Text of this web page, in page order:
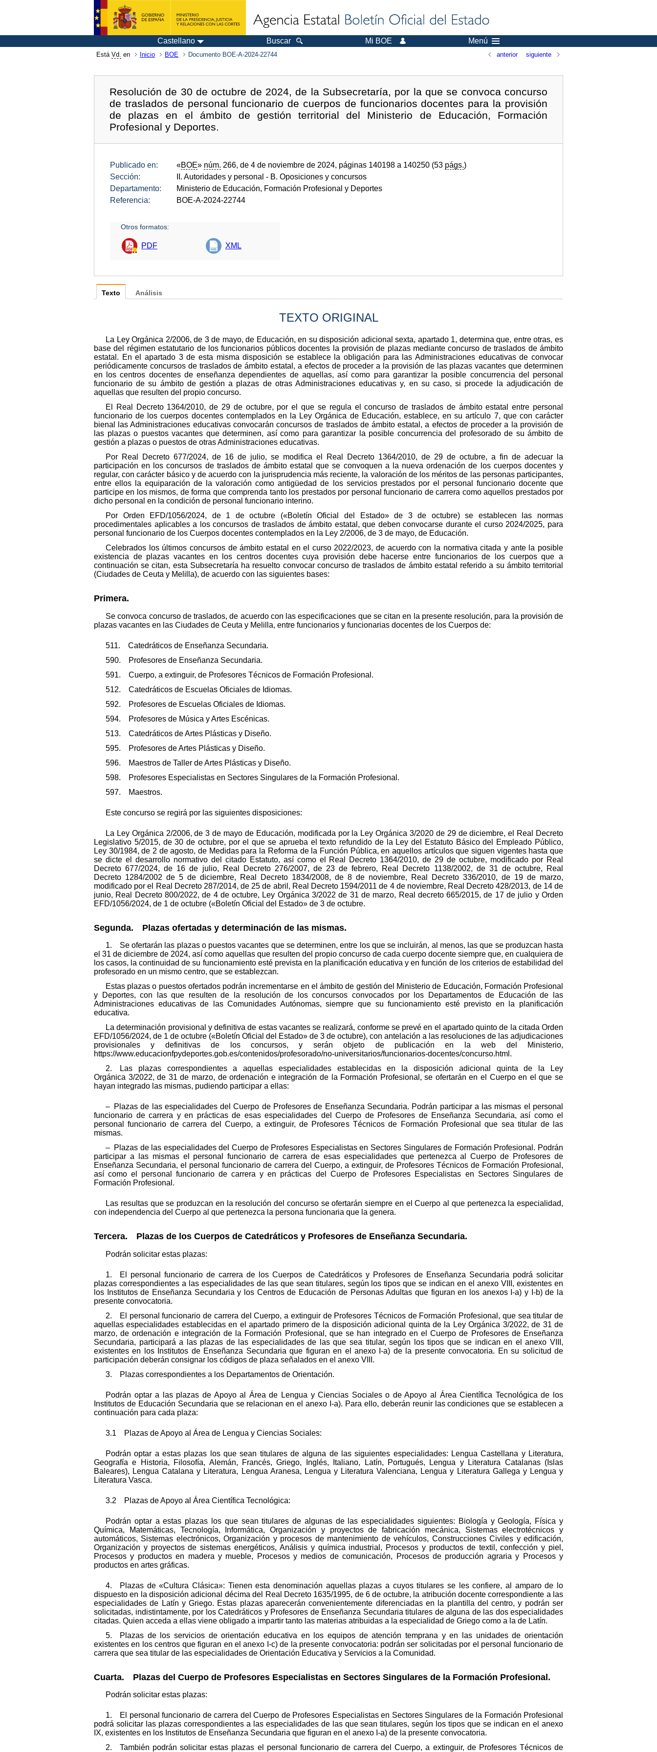
Castellano Buscar Mi BOE Menú
Está Vd. en Inicio BOE Documento BOE-A-2024-22744 anterior siguiente
Resolución de 30 de octubre de 2024, de la Subsecretaría, por la que se convoca concurso
de traslados de personal funcionario de cuerpos de funcionarios docentes para la provisión
de plazas en el ámbito de gestión territorial del Ministerio de Educación, Formación
Profesional y Deportes.
Publicado en: «BOE» núm. 266, de 4 de noviembre de 2024, páginas 140198 a 140250 (53 págs.)
Sección:
II. Autoridades y personal - B. Oposiciones y concursos
Departamento:
Ministerio de Educación, Formación Profesional y Deportes
Referencia:
BOE-A-2024-22744
Otros formatos:
PDF XML
Texto
TEXTO ORIGINAL
La Ley Orgánica 2/2006, de 3 de mayo, de Educación, en su disposición adicional sexta, apartado 1, determina que, entre otras, es
base del régimen estatutario de los funcionarios públicos docentes la provisión de plazas mediante concurso de traslados de ámbito
estatal. En el apartado 3 de esta misma disposición se establece la obligación para las Administraciones educativas de convocar
periódicamente concursos de traslados de ámbito estatal, a efectos de proceder a la provisión de las plazas vacantes que determinen
en los centros docentes de enseñanza dependientes de aquellas, así como para garantizar la posible concurrencia del personal
funcionario de su ámbito de gestión a plazas de otras Administraciones educativas y, en su caso, si procede la adjudicación de
aquellas que resulten del propio concurso.
El Real Decreto 1364/2010, de 29 de octubre, por el que se regula el concurso de traslados de ámbito estatal entre personal
funcionario de los cuerpos docentes contemplados en la Ley Orgánica de Educación, establece, en su artículo 7, que con carácter
bienal las Administraciones educativas convocarán concursos de traslados de ámbito estatal, a efectos de proceder a la provisión de
las plazas o puestos vacantes que determinen, así como para garantizar la posible concurrencia del profesorado de su ámbito de
gestión a plazas o puestos de otras Administraciones educativas.
Por Real Decreto 677/2024, de 16 de julio, se modifica el Real Decreto 1364/2010, de 29 de octubre, a fin de adecuar la
participación en los concursos de traslados de ámbito estatal que se convoquen a la nueva ordenación de los cuerpos docentes y
regular, con carácter básico y de acuerdo con la jurisprudencia más reciente, la valoración de los méritos de las personas participantes,
entre ellos la equiparación de la valoración como antigüedad de los servicios prestados por el personal funcionario docente que
participe en los mismos, de forma que comprenda tanto los prestados por personal funcionario de carrera como aquellos prestados por
dicho personal en la condición de personal funcionario interino.
Por Orden EFD/1056/2024, de 1 de octubre («Boletín Oficial del Estado» de 3 de octubre) se establecen las normas
procedimentales aplicables a los concursos de traslados de ámbito estatal, que deben convocarse durante el curso 2024/2025, para
personal funcionario de los Cuerpos docentes contemplados en la Ley 2/2006, de 3 de mayo, de Educación.
Celebrados los últimos concursos de ámbito estatal en el curso 2022/2023, de acuerdo con la normativa citada y ante la posible
existencia de plazas vacantes en los centros docentes cuya provisión debe hacerse entre funcionarios de los cuerpos que a
continuación se citan, esta Subsecretaría ha resuelto convocar concurso de traslados de ámbito estatal referido a su ámbito territorial
(Ciudades de Ceuta y Melilla), de acuerdo con las siguientes bases:
Primera.
Se convoca concurso de traslados, de acuerdo con las especificaciones que se citan en la presente resolución, para la provisión de
plazas vacantes en las Ciudades de Ceuta y Melilla, entre funcionarios y funcionarias docentes de los Cuerpos de:
511. Catedráticos de Enseñanza Secundaria.
590. Profesores de Enseñanza Secundaria.
591. Cuerpo, a extinguir, de Profesores Técnicos de Formación Profesional.
512. Catedráticos de Escuelas Oficiales de Idiomas.
592. Profesores de Escuelas Oficiales de Idiomas.
594. Profesores de Música y Artes Escénicas.
513. Catedráticos de Artes Plásticas y Diseño.
595. Profesores de Artes Plásticas y Diseño.
596. Maestros de Taller de Artes Plásticas y Diseño.
598. Profesores Especialistas en Sectores Singulares de la Formación Profesional.
597. Maestros.
Este concurso se regirá por las siguientes disposiciones:
La Ley Orgánica 2/2006, de 3 de mayo de Educación, modificada por la Ley Orgánica 3/2020 de 29 de diciembre, el Real Decreto
Legislativo 5/2015, de 30 de octubre, por el que se aprueba el texto refundido de la Ley del Estatuto Básico del Empleado Público,
Ley 30/1984, de 2 de agosto, de Medidas para la Reforma de la Función Pública, en aquellos artículos que siguen vigentes hasta que
se dicte el desarrollo normativo del citado Estatuto, así como el Real Decreto 1364/2010, de 29 de octubre, modificado por Real
Decreto 677/2024, de 16 de julio, Real Decreto 276/2007, de 23 de febrero, Real Decreto 1138/2002, de 31 de octubre, Real
Decreto 1284/2002 de 5 de diciembre, Real Decreto 1834/2008, de 8 de noviembre, Real Decreto 336/2010, de 19 de marzo,
modificado por el Real Decreto 287/2014, de 25 de abril, Real Decreto 1594/2011 de 4 de noviembre, Real Decreto 428/2013, de 14 de
junio, Real Decreto 800/2022, de 4 de octubre, Ley Orgánica 3/2022 de 31 de marzo, Real decreto 665/2015, de 17 de julio y Orden
EFD/1056/2024, de 1 de octubre («Boletín Oficial del Estado» de 3 de octubre.
Segunda. Plazas ofertadas y determinación de las mismas.
1. Se ofertarán las plazas o puestos vacantes que se determinen, entre los que se incluirán, al menos, las que se produzcan hasta
el 31 de diciembre de 2024, así como aquellas que resulten del propio concurso de cada cuerpo docente siempre que, en cualquiera de
los casos, la continuidad de su funcionamiento esté prevista en la planificación educativa y en función de los criterios de estabilidad del
profesorado en un mismo centro, que se establezcan.
Estas plazas o puestos ofertados podrán incrementarse en el ámbito de gestión del Ministerio de Educación, Formación Profesional
y Deportes, con las que resulten de la resolución de los concursos convocados por los Departamentos de Educación de las
Administraciones educativas de las Comunidades Autónomas, siempre que su funcionamiento esté previsto en la planificación
educativa.
La determinación provisional y definitiva de estas vacantes se realizará, conforme se prevé en el apartado quinto de la citada Orden
EFD/1056/2024, de 1 de octubre («Boletín Oficial del Estado» de 3 de octubre), con antelación a las resoluciones de las adjudicaciones
provisionales y definitivas de los concursos, y serán objeto de publicación en la web del Ministerio,
https://www.educacionfpydeportes.gob.es/contenidos/profesorado/no-universitarios/funcionarios-docentes/concurso.html.
2. Las plazas correspondientes a aquellas especialidades establecidas en la disposición adicional quinta de la Ley
Orgánica 3/2022, de 31 de marzo, de ordenación e integración de la Formación Profesional, se ofertarán en el Cuerpo en el que se
hayan integrado las mismas, pudiendo participar a ellas:
– Plazas de las especialidades del Cuerpo de Profesores de Enseñanza Secundaria. Podrán participar a las mismas el personal
funcionario de carrera y en prácticas de esas especialidades del Cuerpo de Profesores de Enseñanza Secundaria, así como el
personal funcionario de carrera del Cuerpo, a extinguir, de Profesores Técnicos de Formación Profesional que sea titular de las
mismas.
– Plazas de las especialidades del Cuerpo de Profesores Especialistas en Sectores Singulares de Formación Profesional. Podrán
participar a las mismas el personal funcionario de carrera de esas especialidades que pertenezca al Cuerpo de Profesores de
Enseñanza Secundaria, el personal funcionario de carrera del Cuerpo, a extinguir, de Profesores Técnicos de Formación Profesional,
así como el personal funcionario de carrera y en prácticas del Cuerpo de Profesores Especialistas en Sectores Singulares de
Formación Profesional.
Las resultas que se produzcan en la resolución del concurso se ofertarán siempre en el Cuerpo al que pertenezca la especialidad,
con independencia del Cuerpo al que pertenezca la persona funcionaria que la genera.
Tercera. Plazas de los Cuerpos de Catedráticos y Profesores de Enseñanza Secundaria.
Podrán solicitar estas plazas:
1. El personal funcionario de carrera de los Cuerpos de Catedráticos y Profesores de Enseñanza Secundaria podrá solicitar
plazas correspondientes a las especialidades de las que sean titulares, según los tipos que se indican en el anexo VIII, existentes en
los Institutos de Enseñanza Secundaria y los Centros de Educación de Personas Adultas que figuran en los anexos I-a) y I-b) de la
presente convocatoria.
2. El personal funcionario de carrera del Cuerpo, a extinguir de Profesores Técnicos de Formación Profesional, que sea titular de
aquellas especialidades establecidas en el apartado primero de la disposición adicional quinta de la Ley Orgánica 3/2022, de 31 de
marzo, de ordenación e integración de la Formación Profesional, que se han integrado en el Cuerpo de Profesores de Enseñanza
Secundaria, participará a las plazas de las especialidades de las que sea titular, según los tipos que se indican en el anexo VIII,
existentes en los Institutos de Enseñanza Secundaria que figuran en el anexo I-a) de la presente convocatoria. En su solicitud de
participación deberán consignar los códigos de plaza señalados en el anexo VIII.
3. Plazas correspondientes a los Departamentos de Orientación.
Podrán optar a las plazas de Apoyo al Área de Lengua y Ciencias Sociales o de Apoyo al Área Científica Tecnológica de los
Institutos de Educación Secundaria que se relacionan en el anexo I-a). Para ello, deberán reunir las condiciones que se establecen a
continuación para cada plaza:
3.1 Plazas de Apoyo al Área de Lengua y Ciencias Sociales:
Podrán optar a estas plazas los que sean titulares de alguna de las siguientes especialidades: Lengua Castellana y Literatura,
Geografía e Historia, Filosofía, Alemán, Francés, Griego, Inglés, Italiano, Latín, Portugués, Lengua y Literatura Catalanas (Islas
Baleares), Lengua Catalana y Literatura, Lengua Aranesa, Lengua y Literatura Valenciana, Lengua y Literatura Gallega y Lengua y
Literatura Vasca.
3.2 Plazas de Apoyo al Área Científica Tecnológica:
Podrán optar a estas plazas los que sean titulares de algunas de las especialidades siguientes: Biología y Geología, Física y
Química, Matemáticas, Tecnología, Informática, Organización y proyectos de fabricación mecánica, Sistemas electrotécnicos y
automáticos, Sistemas electrónicos, Organización y procesos de mantenimiento de vehículos, Construcciones Civiles y edificación,
Organización y proyectos de sistemas energéticos, Análisis y química industrial, Procesos y productos de textil, confección y piel,
Procesos y productos en madera y mueble, Procesos y medios de comunicación, Procesos de producción agraria y Procesos y
productos en artes gráficas.
4. Plazas de «Cultura Clásica»: Tienen esta denominación aquellas plazas a cuyos titulares se les confiere, al amparo de lo
dispuesto en la disposición adicional décima del Real Decreto 1635/1995, de 6 de octubre, la atribución docente correspondiente a las
especialidades de Latín y Griego. Estas plazas aparecerán convenientemente diferenciadas en la plantilla del centro, y podrán ser
solicitadas, indistintamente, por los Catedráticos y Profesores de Enseñanza Secundaria titulares de alguna de las dos especialidades
citadas. Quien acceda a ellas viene obligado a impartir tanto las materias atribuidas a la especialidad de Griego como a la de Latín.
5. Plazas de los servicios de orientación educativa en los equipos de atención temprana y en las unidades de orientación
existentes en los centros que figuran en el anexo I-c) de la presente convocatoria: podrán ser solicitadas por el personal funcionario de
carrera que sea titular de las especialidades de Orientación Educativa y Servicios a la Comunidad.
Cuarta. Plazas del Cuerpo de Profesores Especialistas en Sectores Singulares de la Formación Profesional.
Podrán solicitar estas plazas:
1. El personal funcionario de carrera del Cuerpo de Profesores Especialistas en Sectores Singulares de la Formación Profesional
podrá solicitar las plazas correspondientes a las especialidades de las que sean titulares, según los tipos que se indican en el anexo
IX, existentes en los Institutos de Enseñanza Secundaria que figuran en el anexo I-a) de la presente convocatoria.
2. También podrán solicitar estas plazas el personal funcionario de carrera del Cuerpo, a extinguir, de Profesores Técnicos de
Análisis